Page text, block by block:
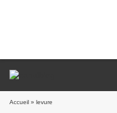
Accueil » levure